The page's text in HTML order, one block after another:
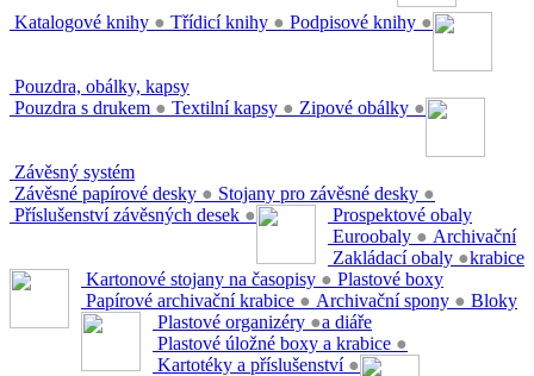
Katalogové knihy ● Třídicí knihy ● Podpisové knihy ●
Pouzdra, obálky, kapsy
Pouzdra s drukem ● Textilní kapsy ● Zipové obálky ●
Závěsný systém
Závěsné papírové desky ● Stojany pro závěsné desky ●
Příslušenství závěsných desek ●
Prospektové obaly
Euroobaly ●
Zakládací obaly ●
Archivační
krabice
Kartonové stojany na časopisy ●
Papírové archivační krabice ● Archivační spony ●
Plastové boxy
Plastové organizéry ●
Plastové úložné boxy a krabice ●
Kartotéky a příslušenství ●
Bloky
a diáře